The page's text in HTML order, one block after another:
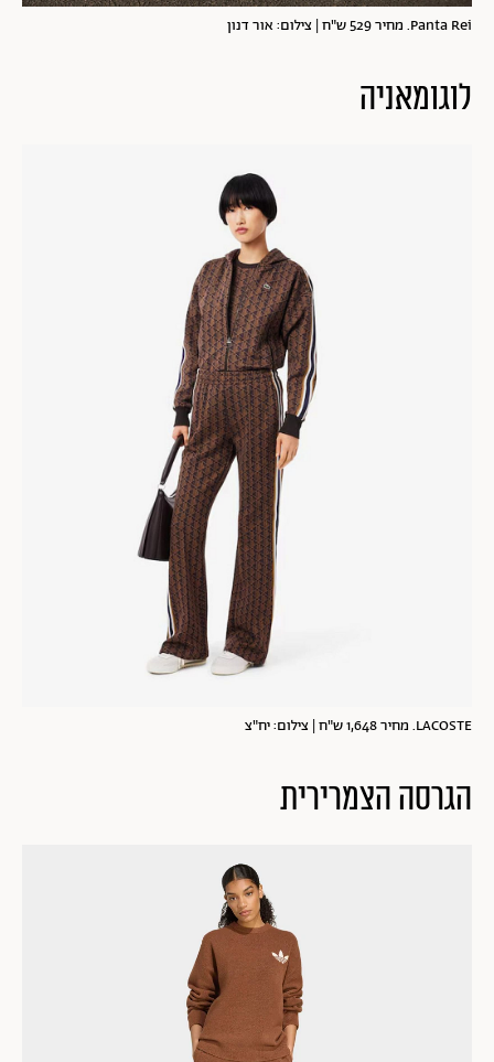
Panta Rei. מחיר 529 ש"ח | צילום: אור דנון
לוגומאניה
LACOSTE. מחיר 1,648 ש"ח | צילום: יח"צ
הגרסה הצמרירית